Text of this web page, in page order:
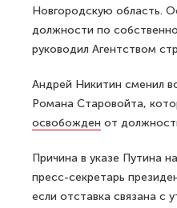
Новгородскую область.
должности по
руководил Агентством
Андрей Никитин сменил
Романа Старовойта,
освобожден от
Причина в указе Путина
пресс-секретарь
если отставка связана с